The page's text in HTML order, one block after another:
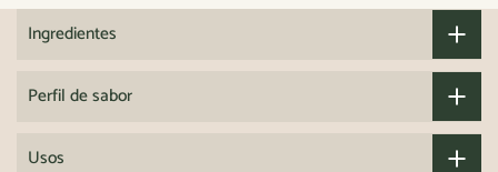
Ingredientes
Perfil de sabor
Usos